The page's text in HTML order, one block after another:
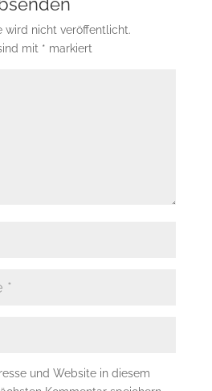
wird nicht veröffentlicht.
mit * markiert
und Website in diesem